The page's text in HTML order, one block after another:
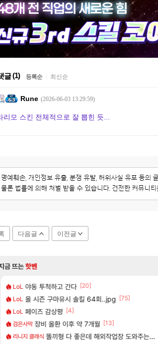
글(1) 등록순 최신순
Rune (2026-06-03 13:29:59)
리모 스킨 전체적으로 잘 뽑힌 듯...
다음글 이전글
금 뜨는핫벤
LoL 야동 투척하고 간다 [20]
LoL 올 시즌 구마유시 솔킬 64회..jpg [75]
LoL 페이즈 감상평 [4]
검은사막 장비 올환 이후 약 7개월 [13]
리니지 클래식 똘끼형 다 좋은데 해외작업장 도와주는 짓은 좀 아니지않냐?
리싱크드 리싱크드 1.06 패치노트 (8/5)
해외겜 AI발 원가 압박, 메인보드값 오르나
해외겜 중국 CXMT, D램 매출 점유율 7%…글로벌 4위로 부상
해외겜 메모리 3사, 2027년 생산분 완판?
아스오라 아사쿠라 마이 성우 정보 및 주요 필모